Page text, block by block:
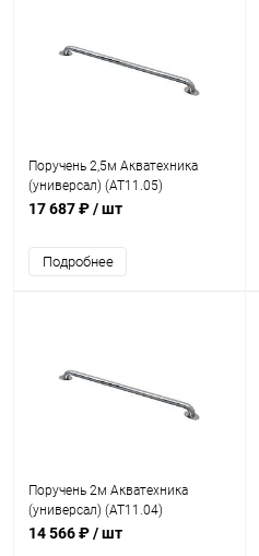
Поручень 2,5м Акватехника
(универсал) (AT11.05)
17 687 ₽/ шт
Подробнее
Поручень 2м Акватехника
(универсал) (AT11.04)
14 566 ₽/ шт